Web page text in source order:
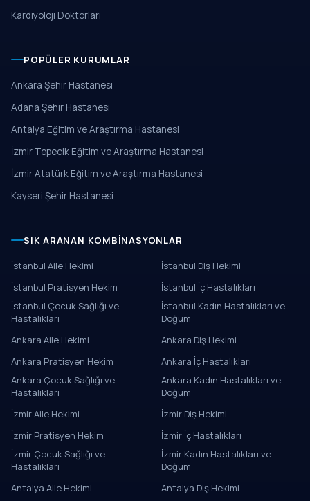
Kardiyoloji Doktorları
POPÜLER KURUMLAR
Ankara Şehir Hastanesi
Adana Şehir Hastanesi
Antalya Eğitim ve Araştırma Hastanesi
İzmir Tepecik Eğitim ve Araştırma Hastanesi
İzmir Atatürk Eğitim ve Araştırma Hastanesi
Kayseri Şehir Hastanesi
SIK ARANAN KOMBINASYONLAR
İstanbul Aile Hekimi
İstanbul Diş Hekimi
İstanbul Pratisyen Hekim
İstanbul İç Hastalıkları
İstanbul Çocuk Sağlığı ve
Hastalıkları
İstanbul Kadın Hastalıkları ve
Doğum
Ankara Aile Hekimi
Ankara Diş Hekimi
Ankara Pratisyen Hekim
Ankara İç Hastalıkları
Ankara Çocuk Sağlığı ve
Hastalıkları
Ankara Kadın Hastalıkları ve
Doğum
İzmir Aile Hekimi
İzmir Diş Hekimi
İzmir Pratisyen Hekim
İzmir İç Hastalıkları
İzmir Çocuk Sağlığı ve
Hastalıkları
İzmir Kadın Hastalıkları ve
Doğum
Antalya Aile Hekimi
Antalya Diş Hekimi